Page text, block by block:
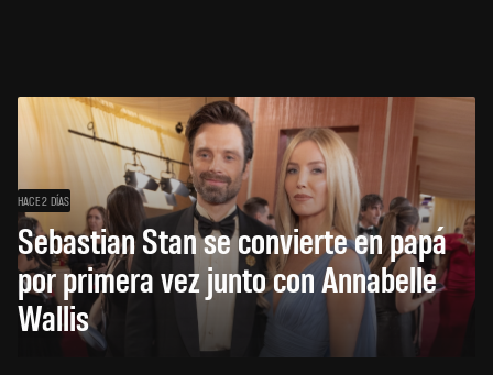
HACE 2 DÍAS
Sebastian Stan se convierte en papá
por primera vez junto con Annabelle
Wallis